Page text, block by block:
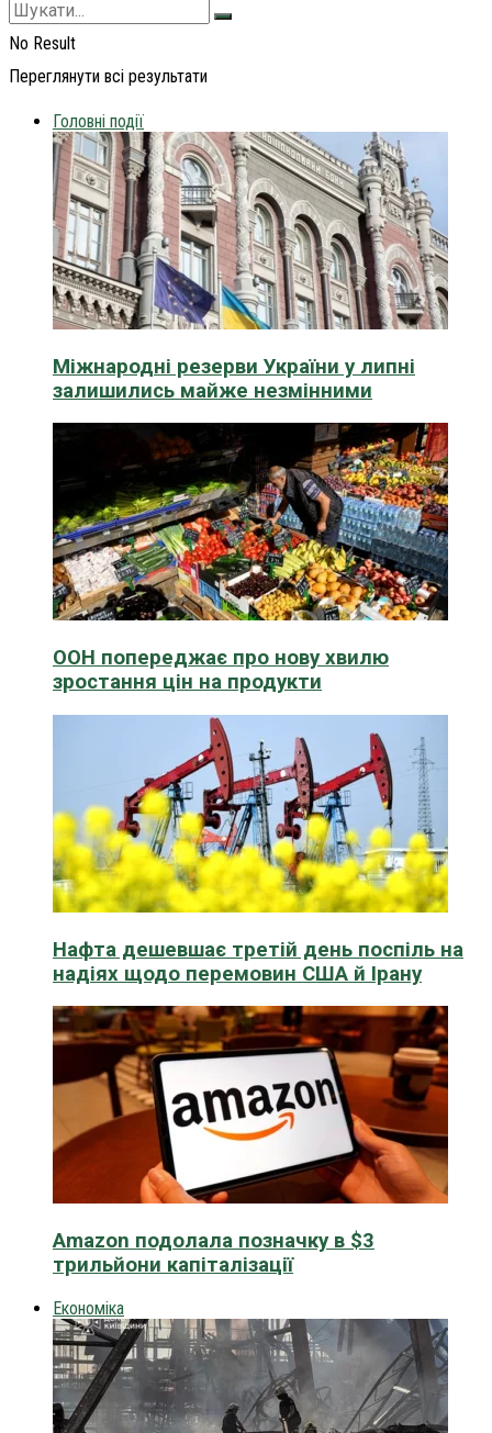
No Result
Переглянути всі результати
Головні події
Міжнародні резерви України у липні
залишились майже незмінними
ООН попереджає про нову хвилю
зростання цін на продукти
Нафта дешевшає третій день поспіль на
надіях щодо перемовин США й Ірану
Amazon подолала позначку в $3
трильйони капіталізації
Економіка